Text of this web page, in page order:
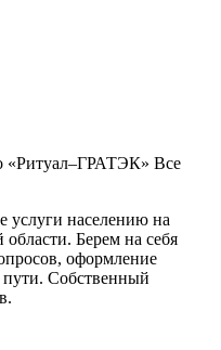
«Ритуал–ГРАТЭК» Все
услуги населению на
Берем на себя
оформление
пути. Собственный